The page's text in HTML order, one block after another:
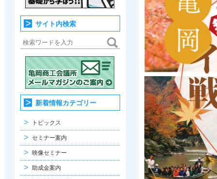
サイト内検索
新着情報カテゴリー
トピックス
セミナー案内
映像セミナー
助成金案内